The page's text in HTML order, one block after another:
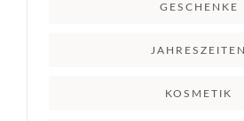
GESCHENKE
JAHRESZEITEN
KOSMETIK